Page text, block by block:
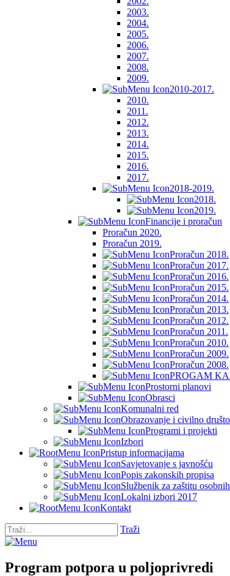
2003.
2004.
2005.
2006.
2007.
2008.
2009.
2010-2017.
2010.
2011.
2012.
2013.
2014.
2015.
2016.
2017.
2018-2019.
2018.
2019.
Financije i proračun
Proračun 2020.
Proračun 2019.
Proračun 2018.
Proračun 2017.
Proračun 2016.
Proračun 2015.
Proračun 2014.
Proračun 2013.
Proračun 2012.
Proračun 2011.
Proračun 2010.
Proračun 2009.
Proračun 2008.
PROGAM
Prostorni planovi
Obrasci
Komunalni red
Obrazovanje i civilno društo
Programi i projekti
Izbori
Pristup informacijama
Savjetovanje s javnošću
Popis zakonskih propisa
Službenik za zaštitu
Lokalni izbori 2017
Kontakt
Traži
Program potpora u poljoprivredi